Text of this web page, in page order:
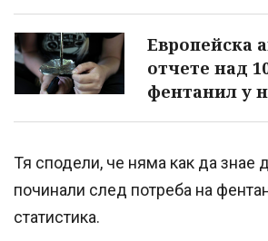
Европейска
отчете над
фентанил у
Тя сподели, че няма как да знае
починали след потреба на
статистика.